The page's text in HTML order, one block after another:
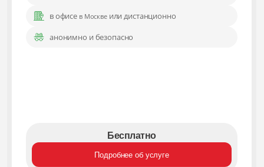
в офисе в Москвеили дистанционно
анонимно и безопасно
Бесплатно
Подробнее об услуге